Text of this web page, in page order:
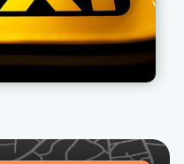
для таксиста в
планшете.
оперативно решать
Drivers — набор